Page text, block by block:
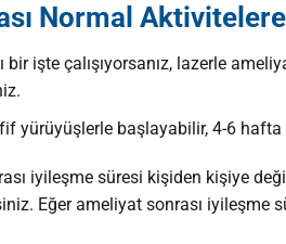
Normal
bir işte çalışıyorsanız, lazerle
yürüyüşlerle başlayabilir, 4-6
iyileşme süresi kişiden kişiye
Eğer ameliyat sonrası